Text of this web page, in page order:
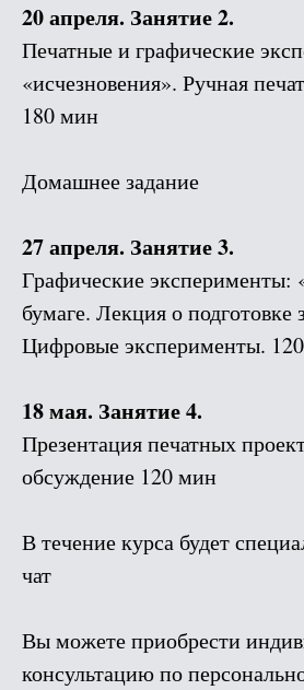
20 апреля. Занятие 2.
Печатные и графические
«исчезновения». Ручная
180 мин
Домашнее задание
27 апреля. Занятие 3.
Графические эксперименты:
бумаге. Лекция о подготовке
Цифровые эксперименты.
18 мая. Занятие 4.
Презентация печатных
обсуждение 120 мин
В течение курса будет
чат
Вы можете приобрести
консультацию по